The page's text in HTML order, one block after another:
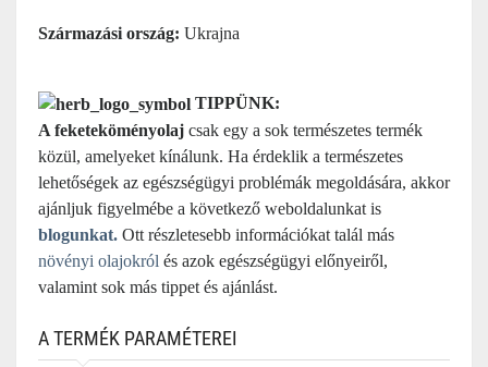
Származási ország: Ukrajna
TIPPÜNK:
A feketeköményolaj csak egy a sok természetes termék
közül, amelyeket kínálunk. Ha érdeklik a természetes
lehetőségek az egészségügyi problémák megoldására, akkor
ajánljuk figyelmébe a következő weboldalunkat is
blogunkat. Ott részletesebb információkat talál más
növényi olajokról és azok egészségügyi előnyeiről,
valamint sok más tippet és ajánlást.
A TERMÉK PARAMÉTEREI